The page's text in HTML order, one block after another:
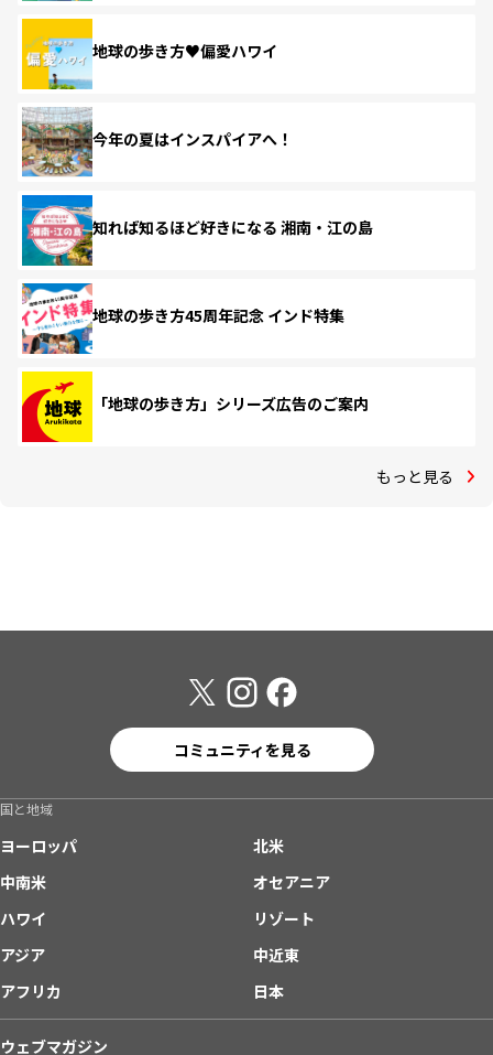
地球の歩き方♥偏愛ハワイ
今年の夏はインスパイアへ！
知れば知るほど好きになる 湘南・江の島
地球の歩き方45周年記念 インド特集
「地球の歩き方」シリーズ広告のご案内
もっと見る
コミュニティを見る
国と地域
ヨーロッパ
北米
中南米
オセアニア
ハワイ
リゾート
アジア
中近東
アフリカ
日本
ウェブマガジン